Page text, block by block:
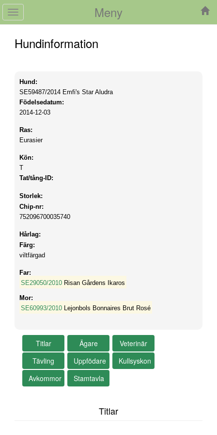
Meny
Toggle
navigation
Hundinformation
Hund:
SE59487/2014 Emfi's Star Aludra
Födelsedatum:
2014-12-03
Ras:
Eurasier
Kön:
T
Tat/tång-ID:
Storlek:
Chip-nr:
752096700035740
Hårlag:
Färg:
viltfärgad
Far:
SE29050/2010 Risan Gårdens Ikaros
Mor:
SE60993/2010 Lejonbols Bonnaires Brut Rosé
Titlar